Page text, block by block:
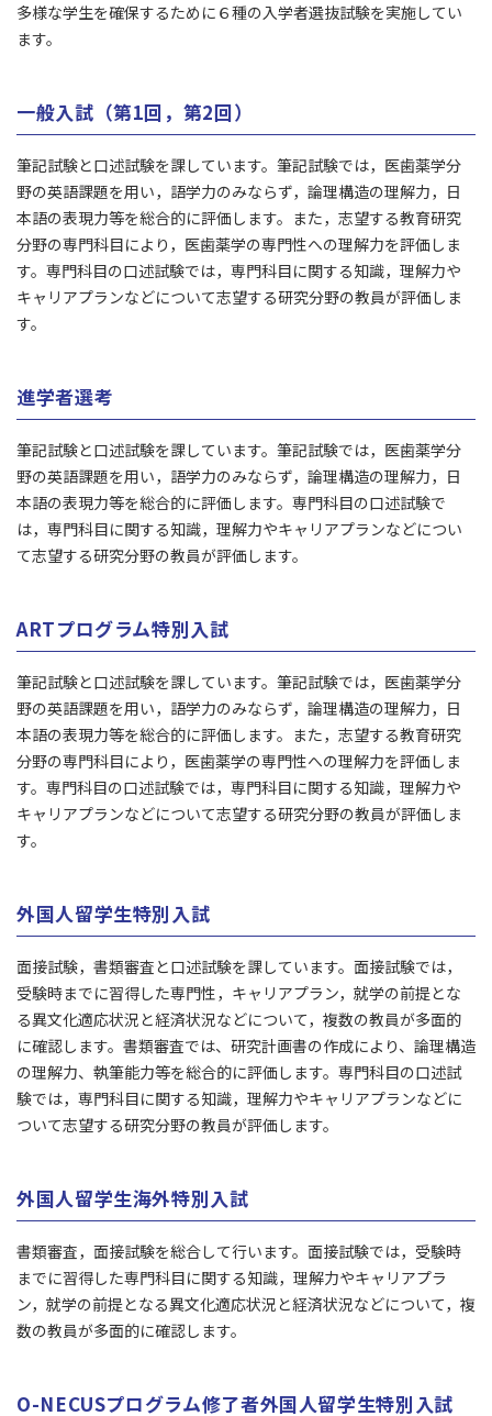
多様な学生を確保するために６種の入学者選抜試験を実施してい
ます。
一般入試（第1回，第2回）
筆記試験と口述試験を課しています。筆記試験では，医歯薬学分
野の英語課題を用い，語学力のみならず，論理構造の理解力，日
本語の表現力等を総合的に評価します。また，志望する教育研究
分野の専門科目により，医歯薬学の専門性への理解力を評価しま
す。専門科目の口述試験では，専門科目に関する知識，理解力や
キャリアプランなどについて志望する研究分野の教員が評価しま
す。
進学者選考
筆記試験と口述試験を課しています。筆記試験では，医歯薬学分
野の英語課題を用い，語学力のみならず，論理構造の理解力，日
本語の表現力等を総合的に評価します。専門科目の口述試験で
は，専門科目に関する知識，理解力やキャリアプランなどについ
て志望する研究分野の教員が評価します。
ARTプログラム特別入試
筆記試験と口述試験を課しています。筆記試験では，医歯薬学分
野の英語課題を用い，語学力のみならず，論理構造の理解力，日
本語の表現力等を総合的に評価します。また，志望する教育研究
分野の専門科目により，医歯薬学の専門性への理解力を評価しま
す。専門科目の口述試験では，専門科目に関する知識，理解力や
キャリアプランなどについて志望する研究分野の教員が評価しま
す。
外国人留学生特別入試
面接試験，書類審査と口述試験を課しています。面接試験では，
受験時までに習得した専門性，キャリアプラン，就学の前提とな
る異文化適応状況と経済状況などについて，複数の教員が多面的
に確認します。書類審査では、研究計画書の作成により、論理構造
の理解力、執筆能力等を総合的に評価します。専門科目の口述試
験では，専門科目に関する知識，理解力やキャリアプランなどに
ついて志望する研究分野の教員が評価します。
外国人留学生海外特別入試
書類審査，面接試験を総合して行います。面接試験では，受験時
までに習得した専門科目に関する知識，理解力やキャリアプラ
ン，就学の前提となる異文化適応状況と経済状況などについて，複
数の教員が多面的に確認します。
O-NECUSプログラム修了者外国人留学生特別入試